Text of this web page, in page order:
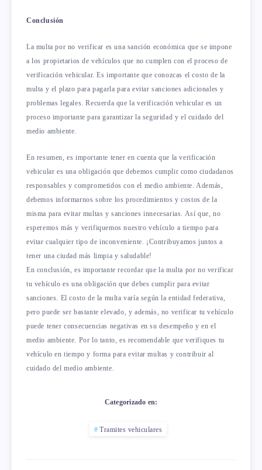
Conclusión
La multa por no verificar es una sanción económica que se impone
a los propietarios de vehículos que no cumplen con el proceso de
verificación vehicular. Es importante que conozcas el costo de la
multa y el plazo para pagarla para evitar sanciones adicionales y
problemas legales. Recuerda que la verificación vehicular es un
proceso importante para garantizar la seguridad y el cuidado del
medio ambiente.
En resumen, es importante tener en cuenta que la verificación
vehicular es una obligación que debemos cumplir como ciudadanos
responsables y comprometidos con el medio ambiente. Además,
debemos informarnos sobre los procedimientos y costos de la
misma para evitar multas y sanciones innecesarias. Así que, no
esperemos más y verifiquemos nuestro vehículo a tiempo para
evitar cualquier tipo de inconveniente. ¡Contribuyamos juntos a
tener una ciudad más limpia y saludable!
En conclusión, es importante recordar que la multa por no verificar
tu vehículo es una obligación que debes cumplir para evitar
sanciones. El costo de la multa varía según la entidad federativa,
pero puede ser bastante elevado, y además, no verificar tu vehículo
puede tener consecuencias negativas en su desempeño y en el
medio ambiente. Por lo tanto, es recomendable que verifiques tu
vehículo en tiempo y forma para evitar multas y contribuir al
cuidado del medio ambiente.
Categorizado en:
Tramites vehiculares